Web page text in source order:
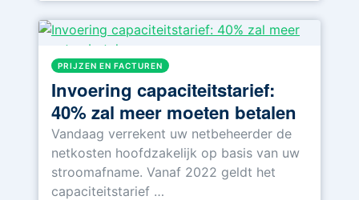
PRIJZEN EN FACTUREN
Invoering capaciteitstarief:
40% zal meer moeten betalen
Vandaag verrekent uw netbeheerder de
netkosten hoofdzakelijk op basis van uw
stroomafname. Vanaf 2022 geldt het
capaciteitstarief …